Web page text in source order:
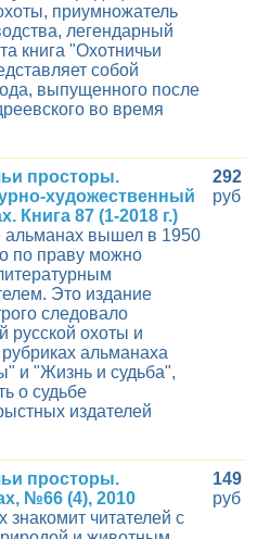
приумножатель
легендарный
книга "Охотничьи
собой
выпущенного после
во время
просторы.
художественный
Книга 87 (1-2018 г.)
альманах вышел в 1950
по праву можно
Это издание
следовало
русской охоты и
альманаха
и "Жизнь и судьба",
о судьбе
издателей
292
руб
просторы.
№66 (4), 2010
знакомит читателей с
149
руб